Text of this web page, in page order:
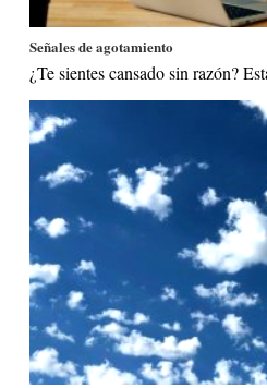
Señales de agotamiento
¿Te sientes cansado sin razón?